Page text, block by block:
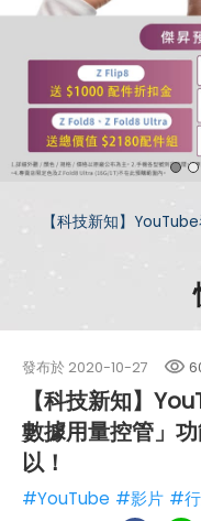
【科技新知】
發布於 2020-10-27
【科技新知】
數據用量控管」
以！
#YouTube #影片 #